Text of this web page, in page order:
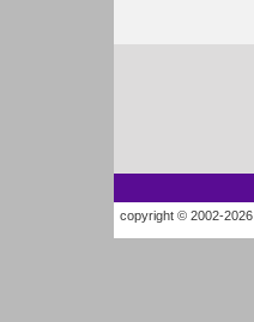
copyright © 2002-